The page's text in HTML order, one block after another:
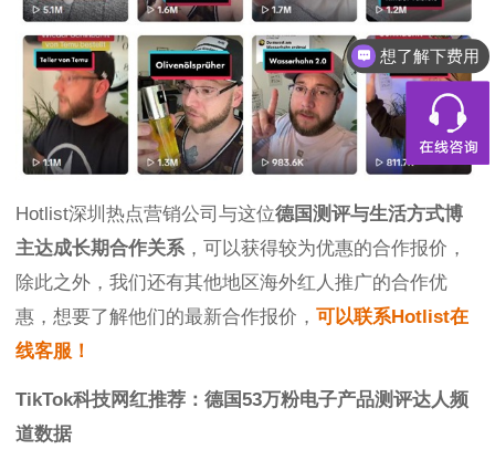
Hotlist深圳热点营销公司与这位德国测评与生活方式博
主达成长期合作关系，可以获得较为优惠的合作报价，
除此之外，我们还有其他地区海外红人推广的合作优
惠，想要了解他们的最新合作报价， 可以联系Hotlist在
线客服！
TikTok科技网红推荐：德国53万粉电子产品测评达人频
道数据
想了解下费用